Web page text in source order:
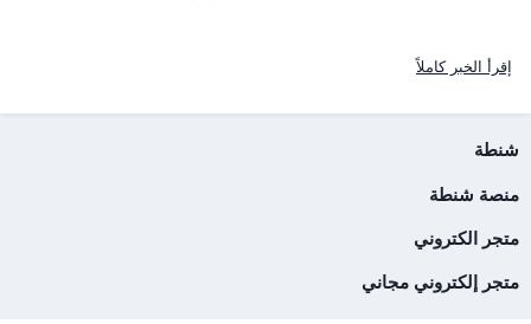
إقرأ الخبر كاملاً
شنطة
منصة شنطة
متجر الكتروني
متجر إلكتروني مجاني